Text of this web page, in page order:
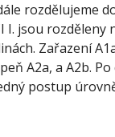
rozdělujeme
I. jsou rozděleny
Zařazení
A2a, a A2b.
postup